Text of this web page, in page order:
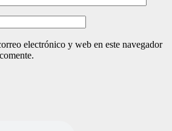
electrónico y web en este navegador